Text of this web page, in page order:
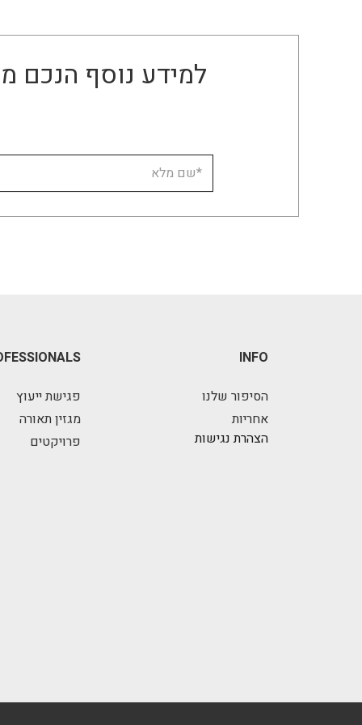
למידע נוסף הנכם
INFO
הסיפור שלנו
אחריות
הצהרת נגישות
פגישת ייעוץ
מגזין תאורה
פרויקטים